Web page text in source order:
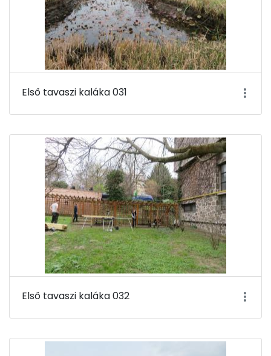
Első tavaszi kaláka 031
Első tavaszi kaláka 032